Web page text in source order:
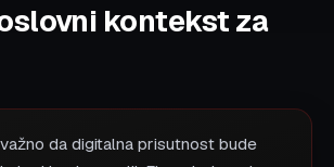
kontekst za
da digitalna prisutnost bude